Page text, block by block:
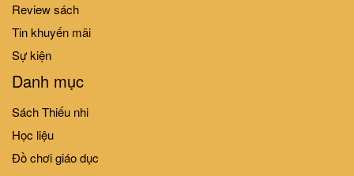
Review sách
Tin khuyến mãi
Sự kiện
Danh mục
Sách Thiếu nhi
Học liệu
Đồ chơi giáo dục